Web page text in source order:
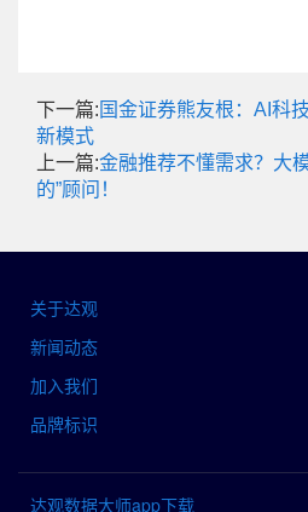
下一篇: 国金证券熊友根：AI科
新模式
上一篇:金融推荐不懂需求？大
的”顾问！
关于达观
新闻动态
加入我们
品牌标识
达观数据大师app下载